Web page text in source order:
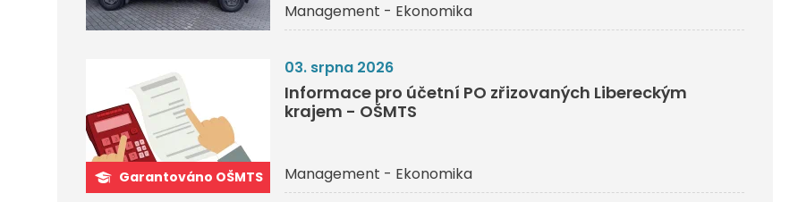
Management - Ekonomika
Garantováno OŠMTS
03. srpna 2026
Informace pro účetní PO zřizovaných Libereckým
krajem - OŠMTS
Management - Ekonomika